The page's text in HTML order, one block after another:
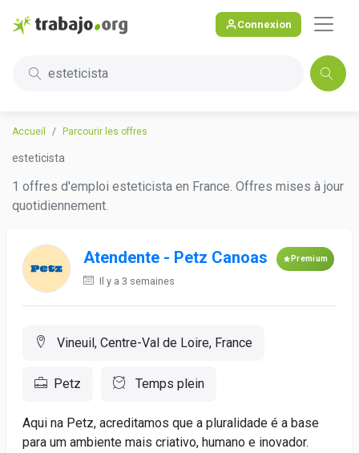
Connexion
esteticista
Accueil Parcourir les offres
esteticista
1 offres d'emploi esteticista en France. Offres mises à jour
quotidiennement.
Atendente - Petz Canoas Premium
Il y a 3 semaines
Vineuil, Centre-Val de Loire, France
Petz Temps plein
Aqui na Petz, acreditamos que a pluralidade é a base
para um ambiente mais criativo, humano e inovador.